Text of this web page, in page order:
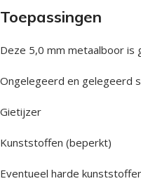
Toepassingen
Deze 5,0 mm metaalboor is
Ongelegeerd en gelegeerd
Gietijzer
Kunststoffen (beperkt)
Eventueel harde